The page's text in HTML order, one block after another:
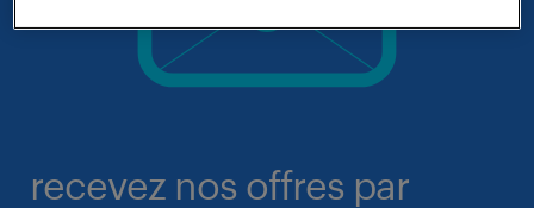
recevez nos offres par